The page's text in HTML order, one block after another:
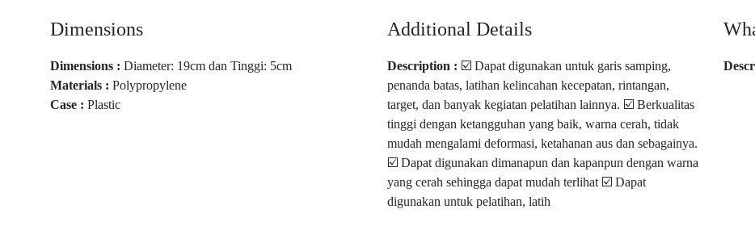
Dimensions
Dimensions :Diameter: 19cm dan Tinggi: 5cm
Materials :Polypropylene
Case :Plastic
Additional Details
Description : ☑️ Dapat digunakan untuk garis samping,
penanda batas, latihan kelincahan kecepatan, rintangan,
target, dan banyak kegiatan pelatihan lainnya. ☑️ Berkualitas
tinggi dengan ketangguhan yang baik, warna cerah, tidak
mudah mengalami deformasi, ketahanan aus dan sebagainya.
☑️ Dapat digunakan dimanapun dan kapanpun dengan warna
yang cerah sehingga dapat mudah terlihat ☑️ Dapat
digunakan untuk pelatihan, latih